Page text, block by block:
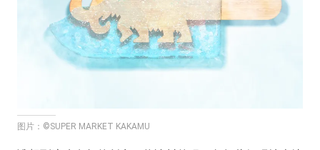
图片：©SUPER MARKET KAKAMU